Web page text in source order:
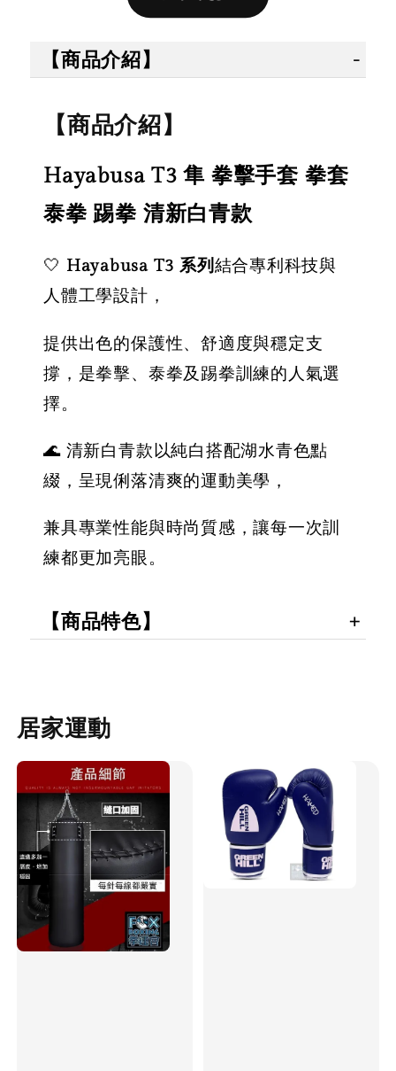
【拳運會】
拳擊手套 除
格鬥專用 擊
退汗味 台灣
製造 酵素分
NT$ 300
NT$ 350
- +
售完
綁帶 彈性手
綁帶 熱情火
紅款
NT$ 450
NT$ 500
綁帶 彈
綁帶 獨
【商品介紹】
【商品介紹】
Hayabusa T3 隼 拳擊手套 拳套
泰拳 踢拳 清新白青款
🤍 Hayabusa T3 系列結合專利科技與
人體工學設計，
提供出色的保護性、舒適度與穩定支
撐，是拳擊、泰拳及踢拳訓練的人氣選
擇。
🌊 清新白青款以純白搭配湖水青色點
綴，呈現俐落清爽的運動美學，
兼具專業性能與時尚質感，讓每一次訓
練都更加亮眼。
【商品特色】
居家運動